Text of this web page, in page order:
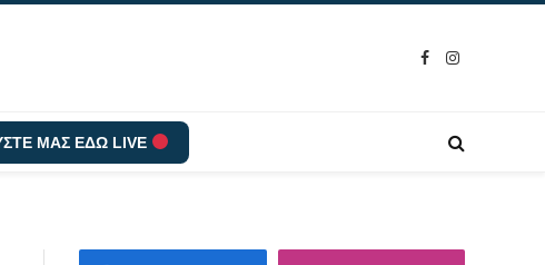
Facebook
Instagram
ΜΑΣ ΕΔΩ LIVE